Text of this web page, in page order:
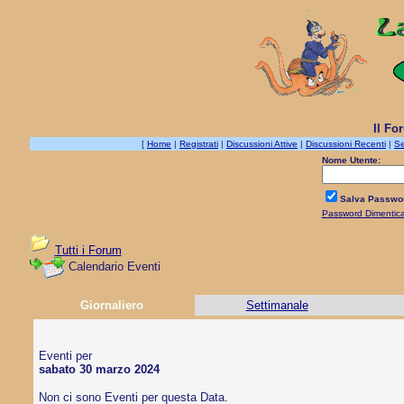
Il
[ Home | Registrati | Discussioni Attive | Discussioni Recenti |
Nome Utente:
Salva
Password
Tutti i Forum
Calendario Eventi
Giornaliero Settimanale
Eventi per
sabato 30 marzo 2024
Non ci sono Eventi per questa Data.